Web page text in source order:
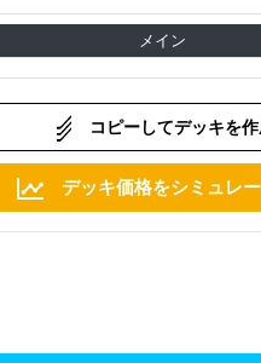
メイン
コピーしてデッキを
デッキ価格をシミュレ